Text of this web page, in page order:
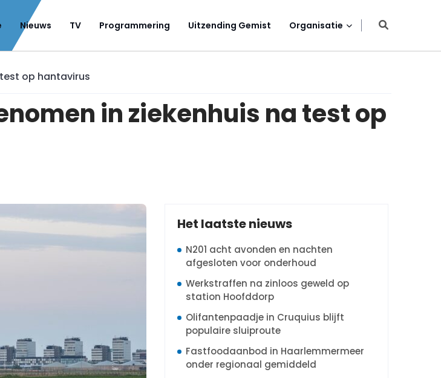
Nieuws TV Programmering Uitzending Gemist Organisatie
op hantavirus
in ziekenhuis na test op
Het laatste nieuws
N201 acht avonden en nachten
afgesloten voor onderhoud
Werkstraffen na zinloos geweld op
station Hoofddorp
Olifantenpaadje in Cruquius blijft
populaire sluiproute
Fastfoodaanbod in Haarlemmermeer
onder regionaal gemiddeld